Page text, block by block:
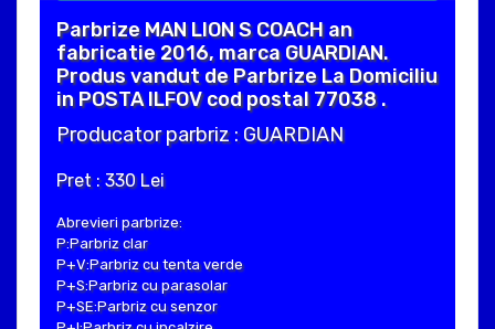
Parbrize MAN LION S COACH an
fabricatie 2016, marca GUARDIAN.
Produs vandut de Parbrize La Domiciliu
in POSTA ILFOV cod postal 77038 .
Producator parbriz : GUARDIAN
Pret : 330 Lei
Abrevieri parbrize:
P:Parbriz clar
P+V:Parbriz cu tenta verde
P+S:Parbriz cu parasolar
P+SE:Parbriz cu senzor